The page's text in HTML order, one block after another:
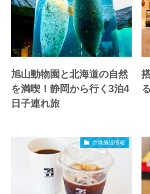
旭山動物園と北海道の自然
を満喫！静岡から行く3泊4
日子連れ旅
空港施設情報